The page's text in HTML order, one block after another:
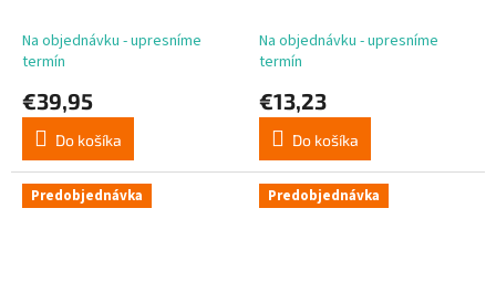
Na objednávku - upresníme
termín
€39,95
Do košíka
Na objednávku - upresníme
termín
€13,23
Do košíka
Predobjednávka Predobjednávka